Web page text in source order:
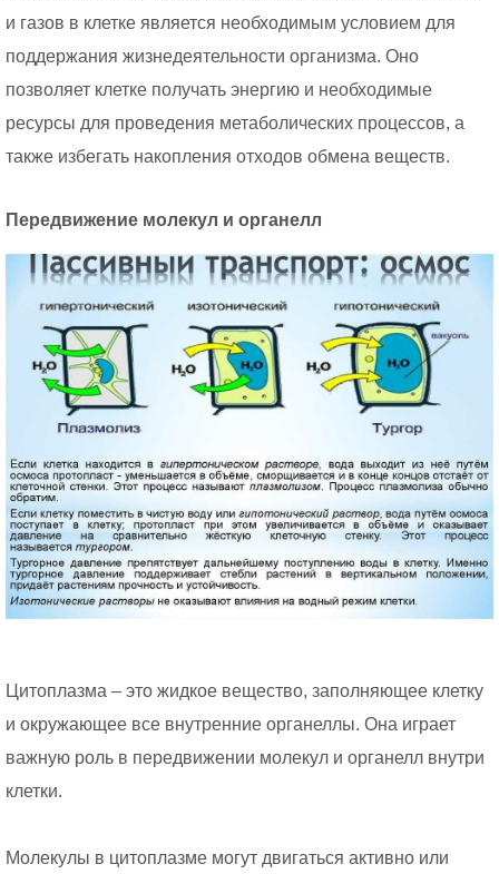
и газов в клетке является необходимым условием для
поддержания жизнедеятельности организма. Оно
позволяет клетке получать энергию и необходимые
ресурсы для проведения метаболических процессов, а
также избегать накопления отходов обмена веществ.
Передвижение молекул и органелл
Цитоплазма – это жидкое вещество, заполняющее клетку
и окружающее все внутренние органеллы. Она играет
важную роль в передвижении молекул и органелл внутри
клетки.
Молекулы в цитоплазме могут двигаться активно или